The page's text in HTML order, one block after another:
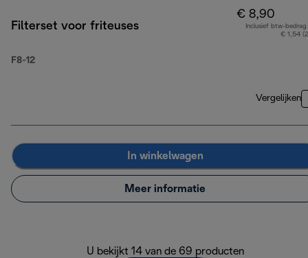
Filterset voor friteuses
F8-12
€ 8,90
Inclusief btw-bedrag
€ 1,54
Vergelijken
In winkelwagen
Meer informatie
U bekijkt 14 van de 69 producten